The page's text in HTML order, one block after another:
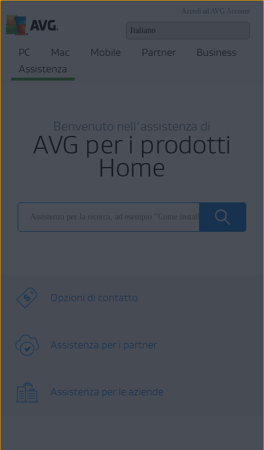
Accedi ad AVG Account
PC Mac Mobile Partner
Business
Assistenza
Benvenuto nell'assistenza di
AVG per i prodotti
Home
Opzioni di contatto
Assistenza per i partner
Assistenza per le aziende